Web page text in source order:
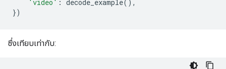
'video' : decode_example(),
})
ซึ่งเทียบเท่ากับ: